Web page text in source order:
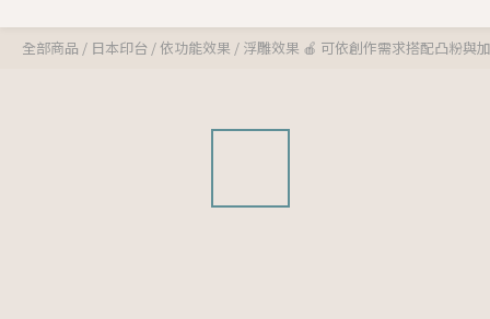
全部商品 / 日本印台 / 依功能效果 / 浮雕效果 🍎 可依創作需求搭配凸粉與